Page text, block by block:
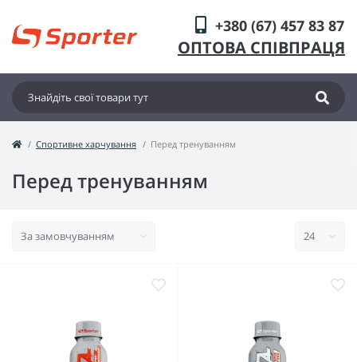
+380 (67) 457 83 87
ОПТОВА СПІВПРАЦЯ
Спортивне харчування Перед тренуванням
Перед тренуванням